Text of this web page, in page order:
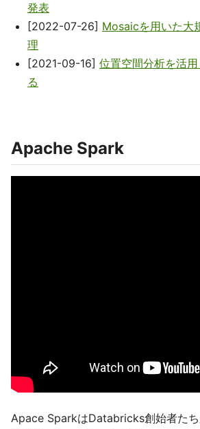
発表
[2022-07-26] Mosaicを用いた大
理
[2021-09-16] 位置空間分析を活
る
Apache Spark
Apace SparkはDatabricks創始者た